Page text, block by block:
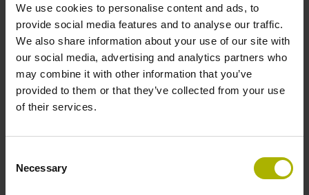
We use cookies to personalise content and ads, to
provide social media features and to analyse our traffic.
We also share information about your use of our site with
our social media, advertising and analytics partners who
may combine it with other information that you’ve
provided to them or that they’ve collected from your use
of their services.
Selection
Necessary
Robust und schmutzunempfindlich
Auch mit Funktionaler Sicherheit verfügbar
Teilungsgenauigkeit: ±3,5” bis ±8”
Mehr erfahren